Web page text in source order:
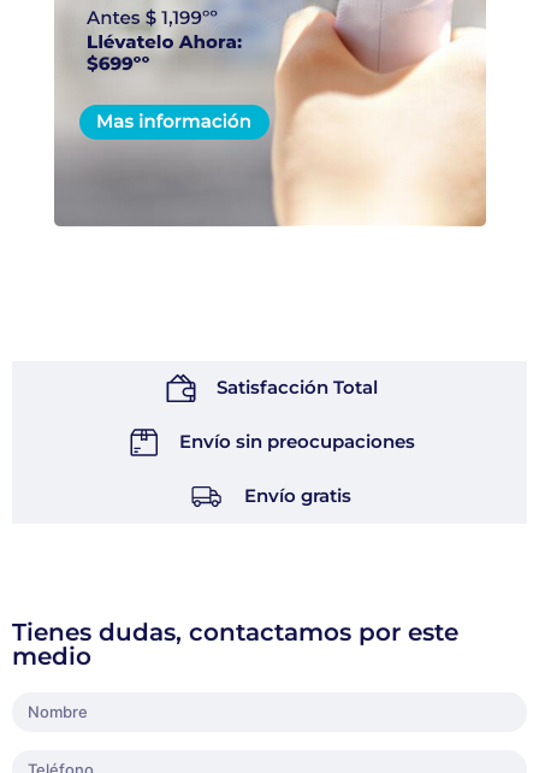
Satisfacción Total
Envío sin preocupaciones
Envío gratis
Tienes dudas, contactamos por este
medio